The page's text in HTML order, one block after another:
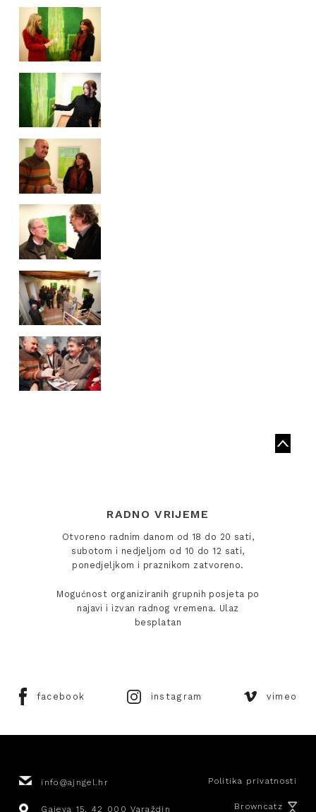
RADNO VRIJEME
Otvoreno radnim danom od 18 do 20 sati,
subotom i nedjeljom od 10 do 12 sati,
ponedjeljkom i praznikom zatvoreno.
Mogućnost organiziranih grupnih posjeta po
najavi i izvan radnog vremena. Ulaz
besplatan
facebook instagram vimeo
Gajeva 15, 42 000 Varaždin
info@ajngel.hr Politika privatnosti
Browncatz